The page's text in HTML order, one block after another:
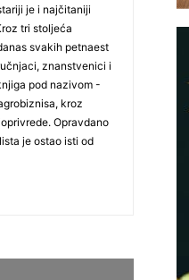
je i najčitaniji
tri stoljeća
svakih petnaest
znanstvenici i
pod nazivom -
kroz
Opravdano
je ostao isti od